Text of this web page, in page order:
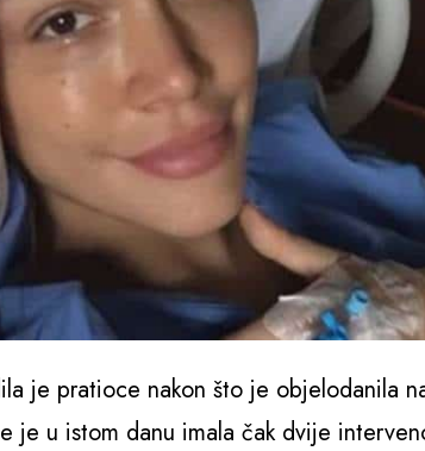
je pratioce nakon što je objelodanila
je u istom danu imala čak dvije